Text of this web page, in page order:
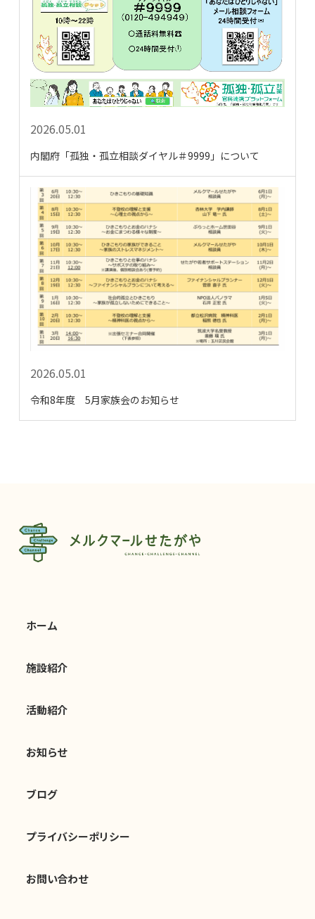
2026.05.01
内閣府「孤独・孤立相談ダイヤル＃9999」について
2026.05.01
令和8年度 5月家族会のお知らせ
ホーム
施設紹介
活動紹介
お知らせ
ブログ
プライバシーポリシー
お問い合わせ